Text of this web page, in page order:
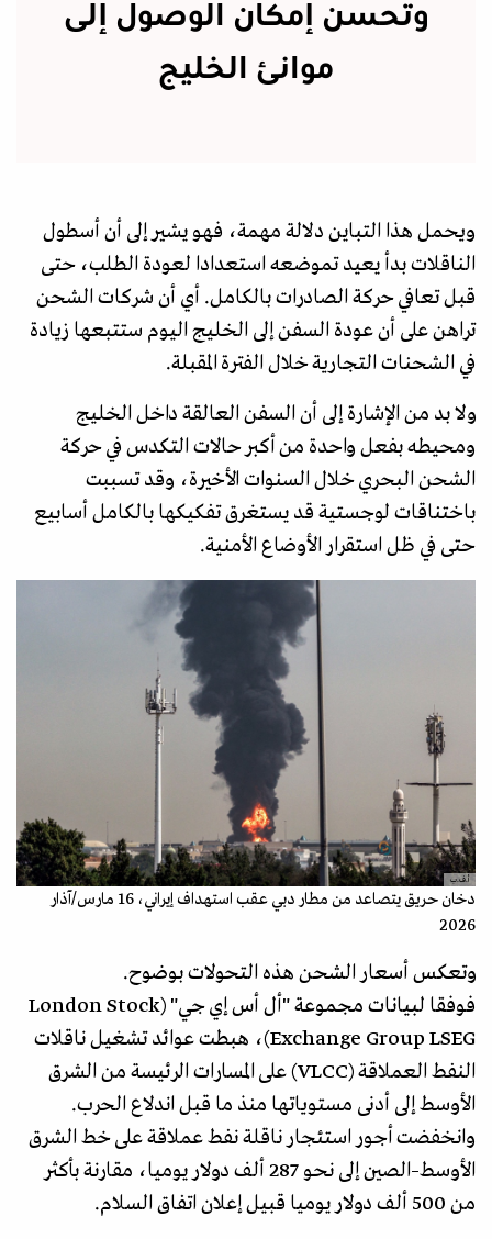
وتحسن إمكان الوصول إلى
موانئ الخليج
ويحمل هذا التباين دلالة مهمة، فهو يشير إلى أن أسطول
الناقلات بدأ يعيد تموضعه استعدادا لعودة الطلب، حتى
قبل تعافي حركة الصادرات بالكامل. أي أن شركات الشحن
تراهن على أن عودة السفن إلى الخليج اليوم ستتبعها زيادة
في الشحنات التجارية خلال الفترة المقبلة.
ولا بد من الإشارة إلى أن السفن العالقة داخل الخليج
ومحيطه بفعل واحدة من أكبر حالات التكدس في حركة
الشحن البحري خلال السنوات الأخيرة، وقد تسببت
باختناقات لوجستية قد يستغرق تفكيكها بالكامل أسابيع
حتى في ظل استقرار الأوضاع الأمنية.
أ.ف.ب
دخان حريق يتصاعد من مطار دبي عقب استهداف إيراني، 16 مارس/آذار
2026
وتعكس أسعار الشحن هذه التحولات بوضوح.
فوفقا لبيانات مجموعة "أل أس إي جي" (London Stock
Exchange Group LSEG)، هبطت عوائد تشغيل ناقلات
النفط العملاقة (VLCC) على المسارات الرئيسة من الشرق
الأوسط إلى أدنى مستوياتها منذ ما قبل اندلاع الحرب.
وانخفضت أجور استئجار ناقلة نفط عملاقة على خط الشرق
الأوسط–الصين إلى نحو 287 ألف دولار يوميا، مقارنة بأكثر
من 500 ألف دولار يوميا قبيل إعلان اتفاق السلام.